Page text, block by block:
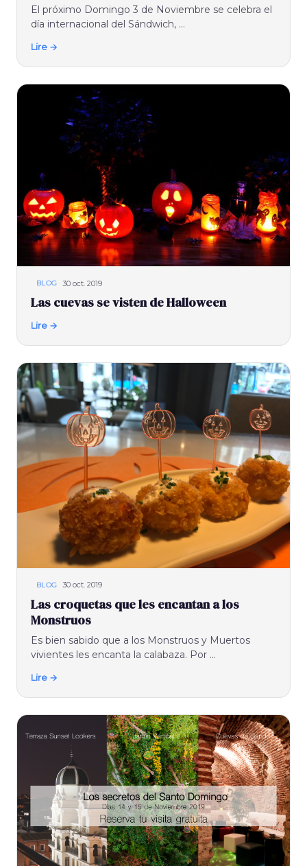
El próximo Domingo 3 de Noviembre se celebra el
día internacional del Sándwich, ...
Lire →
BLOG 30 oct. 2019
Las cuevas se visten de Halloween
Lire →
BLOG 30 oct. 2019
Las croquetas que les encantan a los
Monstruos
Es bien sabido que a los Monstruos y Muertos
vivientes les encanta la calabaza. Por ...
Lire →